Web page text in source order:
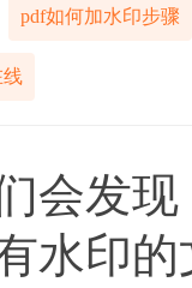
pdf如何加水印步骤
线
发现，
水印